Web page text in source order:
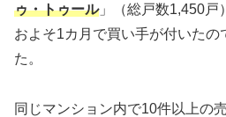
ゥ・トゥール」（総戸数1,450戸
およそ1カ月で買い手が付いたの
た。
同じマンション内で10件以上の